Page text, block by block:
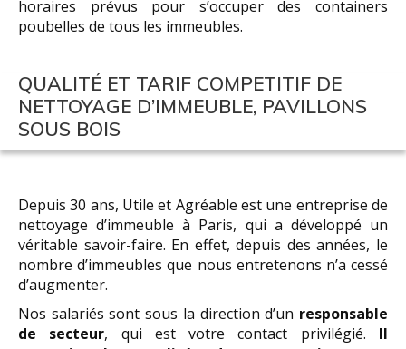
horaires prévus pour s’occuper des containers
poubelles de tous les immeubles.
QUALITÉ ET TARIF COMPETITIF DE
NETTOYAGE D’IMMEUBLE, PAVILLONS
SOUS BOIS
Depuis 30 ans, Utile et Agréable est une entreprise de
nettoyage d’immeuble à Paris, qui a développé un
véritable savoir-faire. En effet, depuis des années, le
nombre d’immeubles que nous entretenons n’a cessé
d’augmenter.
Nos salariés sont sous la direction d’un responsable
de secteur, qui est votre contact privilégié. Il